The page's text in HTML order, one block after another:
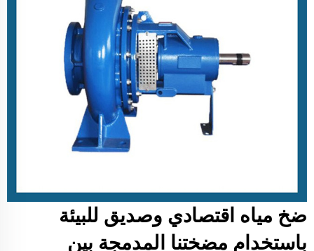
ضخ مياه اقتصادي وصديق للبيئة
باستخدام مضختنا المدمجة بين